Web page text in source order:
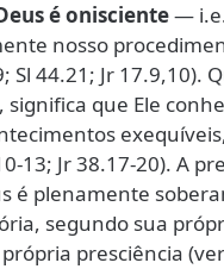
é onisciente—
nosso
Sl 44.21; Jr 17.9,10).
significa que Ele
13; Jr 38.17-20). A
é plenamente
segundo sua
presciência